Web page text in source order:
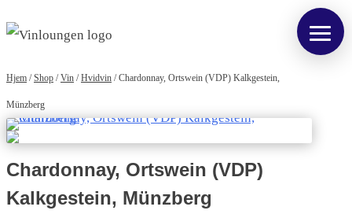
Hjem /Shop /Vin /Hvidvin /Chardonnay, Ortswein (VDP) Kalkgestein,
Münzberg
Chardonnay, Ortswein (VDP)
Kalkgestein, Münzberg